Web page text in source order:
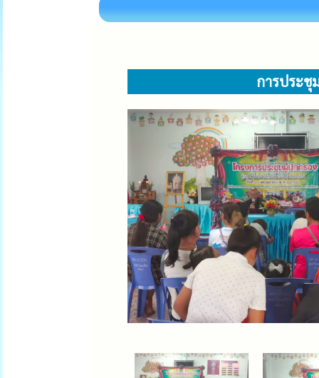
การประชุ